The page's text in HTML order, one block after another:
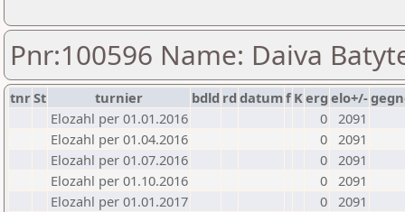
Pnr:100596 Name: Daiva
tnrSt turnier bdld rd datumf Kerg elo+/-
Elozahl per 01.01.2016
0 2091
Elozahl per 01.04.2016
0 2091
Elozahl per 01.07.2016
0 2091
Elozahl per 01.10.2016
0 2091
Elozahl per 01.01.2017
0 2091